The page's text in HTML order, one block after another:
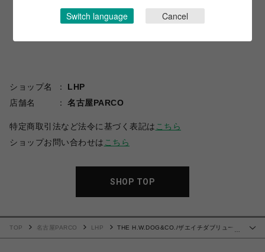
ショップ名
LHP
店舗名
名古屋PARCO
特定商取引法など法令に基づく表記は こちら
ショップお問い合わせは こちら
SHOP TOP
…
TOP 名古屋PARCO LHP
THE H.W.DOG&CO./ザエイチダブリュード
Switch language Cancel